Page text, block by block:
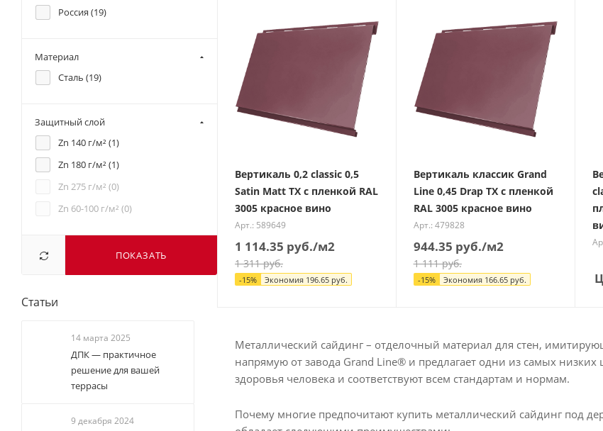
Вертикаль 0,2 classic 0,5
Satin Matt TX с пленкой RAL
3005 красное вино
Арт.: 589649
1 114.35 руб./м2
1 311руб.
-15% Экономия 196.65 руб.
Вертикаль классик Grand
Line 0,45 Drap ТХ с пленкой
RAL 3005 красное вино
Арт.: 479828
944.35 руб./м2
1 111руб.
-15% Экономия 166.65руб.
Металлический сайдинг – отделочный материал для стен,
напрямую от завода Grand Line® и предлагает одни из самых
здоровья человека и соответствуют всем стандартам и нормам.
Почему многие предпочитают купить металлический сайдинг под
Россия (19)
Материал
Сталь (19)
Защитный слой
Zn 140 г/м² (1)
Zn 180 г/м² (1)
Zn 275 г/м² (0)
Zn 60-100 г/м² (0)
ПОКАЗАТЬ
Статьи
14 марта 2025
ДПК — практичное
решение для вашей
террасы
9 декабря 2024